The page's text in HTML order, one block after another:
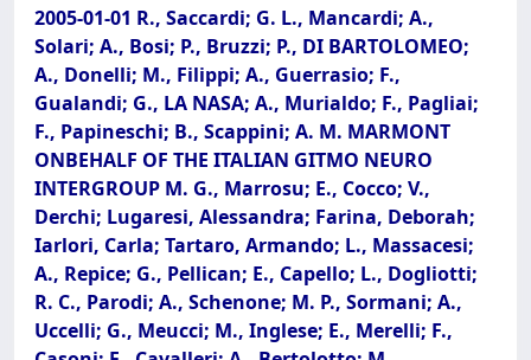
2005-01-01 R., Saccardi; G. L., Mancardi; A.,
Solari; A., Bosi; P., Bruzzi; P., DI BARTOLOMEO;
A., Donelli; M., Filippi; A., Guerrasio; F.,
Gualandi; G., LA NASA; A., Murialdo; F., Pagliai;
F., Papineschi; B., Scappini; A. M. MARMONT
ONBEHALF OF THE ITALIAN GITMO NEURO
INTERGROUP M. G., Marrosu; E., Cocco; V.,
Derchi; Lugaresi, Alessandra; Farina, Deborah;
Iarlori, Carla; Tartaro, Armando; L., Massacesi;
A., Repice; G., Pellican; E., Capello; L., Dogliotti;
R. C., Parodi; A., Schenone; M. P., Sormani; A.,
Uccelli; G., Meucci; M., Inglese; E., Merelli; F.,